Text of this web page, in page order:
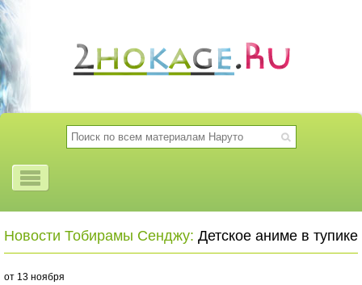
Новости Тобирамы Сенджу: Детское аниме в тупике
от 13 ноября